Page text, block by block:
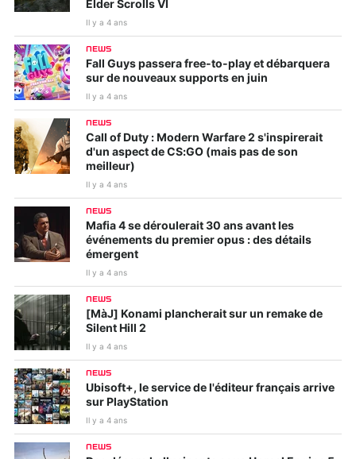
Elder Scrolls VI
Il y a 4 ans
NEWS
Fall Guys passera free-to-play et débarquera
sur de nouveaux supports en juin
Il y a 4 ans
NEWS
Call of Duty : Modern Warfare 2 s'inspirerait
d'un aspect de CS:GO (mais pas de son
meilleur)
Il y a 4 ans
NEWS
Mafia 4 se déroulerait 30 ans avant les
événements du premier opus : des détails
émergent
Il y a 4 ans
NEWS
[MàJ] Konami plancherait sur un remake de
Silent Hill 2
Il y a 4 ans
NEWS
Ubisoft+, le service de l'éditeur français arrive
sur PlayStation
Il y a 4 ans
NEWS